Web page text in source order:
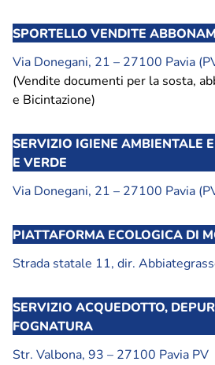
Privacy Policy
Note legali
Social media policy
Hai bisogno di info o vuoi inviarci
unreclamo?
SPORTELLO VENDITE
Via Donegani, 21 – 27100 Pavia
(Vendite documenti per la sosta,
e Bicintazione)
SERVIZIO IGIENE AMBIENTALE
E VERDE
Via Donegani, 21 – 27100 Pavia
PIATTAFORMA ECOLOGICA DI
Strada statale 11, dir.
SERVIZIO ACQUEDOTTO,
FOGNATURA
Str. Valbona, 93 – 27100 Pavia PV